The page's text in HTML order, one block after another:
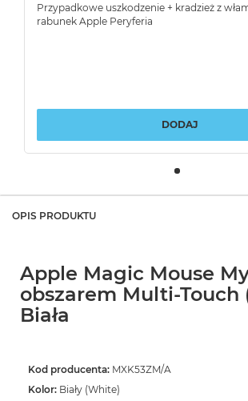
Przypadkowe uszkodzenie + kradzież z
rabunek Apple Peryferia
DODAJ
OPIS PRODUKTU
Apple Magic Mouse
obszarem Multi-Touch
Biała
Kod producenta: MXK53ZM/A
Kolor: Biały (White)